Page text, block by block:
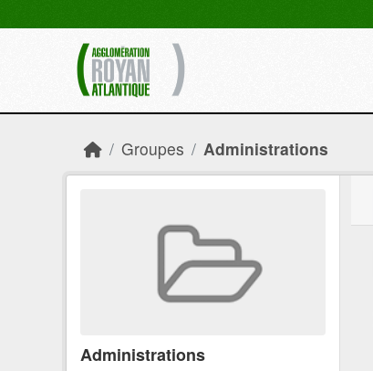
Groupes Administrations
Administrations